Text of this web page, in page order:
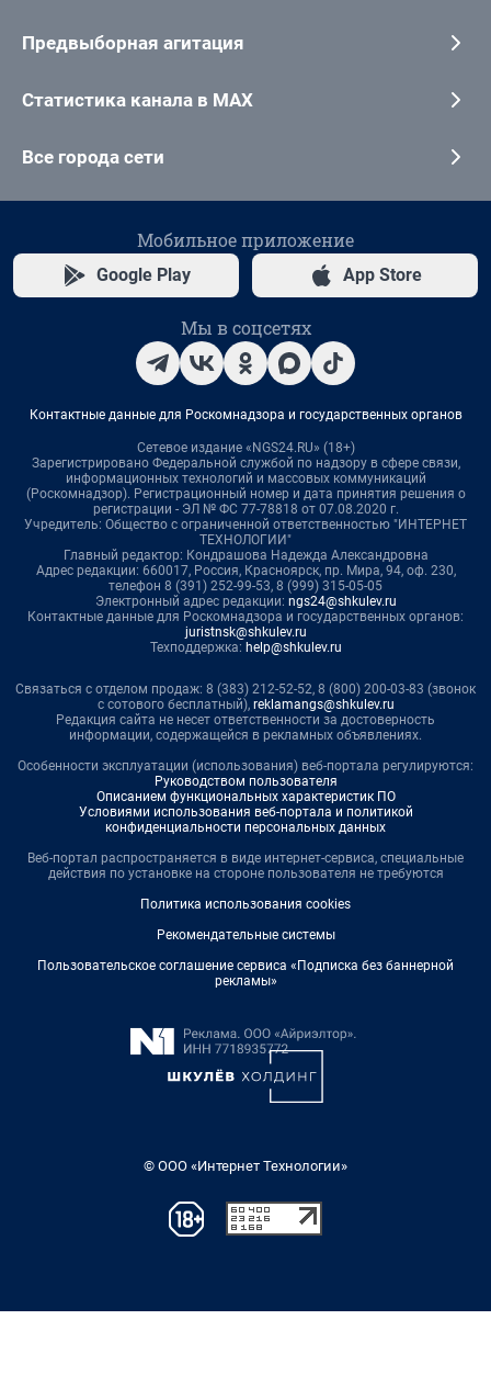
Предвыборная агитация
Статистика канала в MAX
Все города сети
Мобильное приложение
Google Play App Store
Мы в соцсетях
Контактные данные для Роскомнадзора и государственных органов
Сетевое издание «NGS24.RU» (18+)
Зарегистрировано Федеральной службой по надзору в сфере связи,
информационных технологий и массовых коммуникаций
(Роскомнадзор). Регистрационный номер и дата принятия решения о
регистрации - ЭЛ № ФС 77-78818 от 07.08.2020 г.
Учредитель: Общество с ограниченной ответственностью "ИНТЕРНЕТ
ТЕХНОЛОГИИ"
Главный редактор: Кондрашова Надежда Александровна
Адрес редакции: 660017, Россия, Красноярск, пр. Мира, 94, оф. 230,
телефон 8 (391) 252-99-53, 8 (999) 315-05-05
Электронный адрес редакции: ngs24@shkulev.ru
Контактные данные для Роскомнадзора и государственных органов:
juristnsk@shkulev.ru
Техподдержка: help@shkulev.ru
Связаться с отделом продаж: 8 (383) 212-52-52, 8 (800) 200-03-83 (звонок
с сотового бесплатный), reklamangs@shkulev.ru
Редакция сайта не несет ответственности за достоверность
информации, содержащейся в рекламных объявлениях.
Особенности эксплуатации (использования) веб-портала регулируются:
Руководством пользователя
Описанием функциональных характеристик ПО
Условиями использования веб-портала и политикой
конфиденциальности персональных данных
Веб-портал распространяется в виде интернет-сервиса, специальные
действия по установке на стороне пользователя не требуются
Политика использования cookies
Рекомендательные системы
Пользовательское соглашение сервиса «Подписка без баннерной
рекламы»
© ООО «Интернет Технологии»